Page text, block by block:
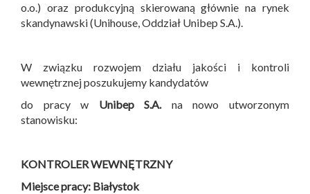
o.o.) oraz produkcyjną skierowaną głównie na rynek
skandynawski (Unihouse, Oddział Unibep S.A.).
W związku rozwojem działu jakości i kontroli
wewnętrznej poszukujemy kandydatów
do pracy w Unibep S.A.na nowo utworzonym
stanowisku:
KONTROLER WEWNĘTRZNY
Miejsce pracy: Białystok